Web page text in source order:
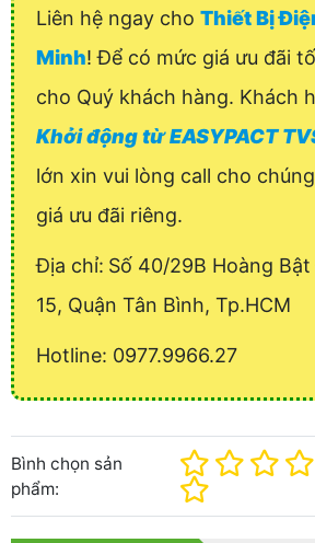
Liên hệ ngay cho Thiết Bị
Minh! Để có mức giá ưu đãi
cho Quý khách hàng. Khách
Khởi động từ EASYPACT
lớn xin vui lòng call cho
giá ưu đãi riêng.
Địa chỉ: Số 40/29B Hoàng
15, Quận Tân Bình, Tp.HCM
Hotline: 0977.9966.27
Bình chọn sản
phẩm: